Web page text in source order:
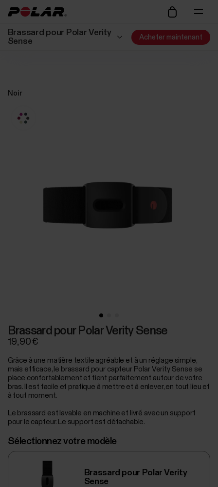
Brassard pour Polar Verity
Sense
Acheter maintenant
Noir
Brassard pour Polar Verity Sense
19,90 €
Grâce à une matière textile agréable et à un réglage simple,
mais efficace, le brassard pour capteur Polar Verity Sense se
place confortablement et tient parfaitement autour de votre
bras. Il est facile et pratique à mettre et à enlever, en tout lieu et
à tout moment.
Le brassard est lavable en machine et livré avec un support
pour le capteur. Le support est détachable.
Sélectionnez votre modèle
Brassard pour Polar Verity
Sense